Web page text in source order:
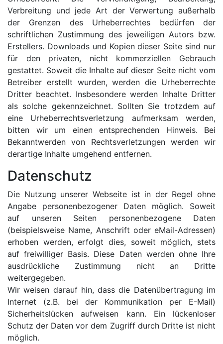
Verbreitung und jede Art der Verwertung außerhalb
der Grenzen des Urheberrechtes bedürfen der
schriftlichen Zustimmung des jeweiligen Autors bzw.
Erstellers. Downloads und Kopien dieser Seite sind nur
für den privaten, nicht kommerziellen Gebrauch
gestattet. Soweit die Inhalte auf dieser Seite nicht vom
Betreiber erstellt wurden, werden die Urheberrechte
Dritter beachtet. Insbesondere werden Inhalte Dritter
als solche gekennzeichnet. Sollten Sie trotzdem auf
eine Urheberrechtsverletzung aufmerksam werden,
bitten wir um einen entsprechenden Hinweis. Bei
Bekanntwerden von Rechtsverletzungen werden wir
derartige Inhalte umgehend entfernen.
Datenschutz
Die Nutzung unserer Webseite ist in der Regel ohne
Angabe personenbezogener Daten möglich. Soweit
auf unseren Seiten personenbezogene Daten
(beispielsweise Name, Anschrift oder eMail-Adressen)
erhoben werden, erfolgt dies, soweit möglich, stets
auf freiwilliger Basis. Diese Daten werden ohne Ihre
ausdrückliche Zustimmung nicht an Dritte
weitergegeben.
Wir weisen darauf hin, dass die Datenübertragung im
Internet (z.B. bei der Kommunikation per E-Mail)
Sicherheitslücken aufweisen kann. Ein lückenloser
Schutz der Daten vor dem Zugriff durch Dritte ist nicht
möglich.